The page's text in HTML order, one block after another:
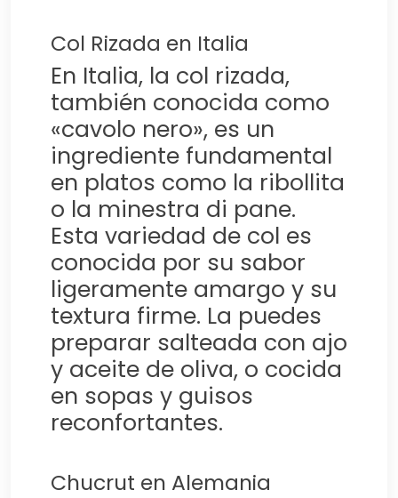
Col Rizada en Italia
En Italia, la col rizada,
también conocida como
«cavolo nero», es un
ingrediente fundamental
en platos como la ribollita
o la minestra di pane.
Esta variedad de col es
conocida por su sabor
ligeramente amargo y su
textura firme. La puedes
preparar salteada con ajo
y aceite de oliva, o cocida
en sopas y guisos
reconfortantes.
Chucrut en Alemania